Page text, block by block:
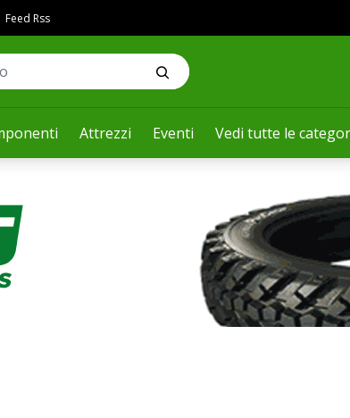
Attrezzi Eventi Vedi tutte le
Feed Rss